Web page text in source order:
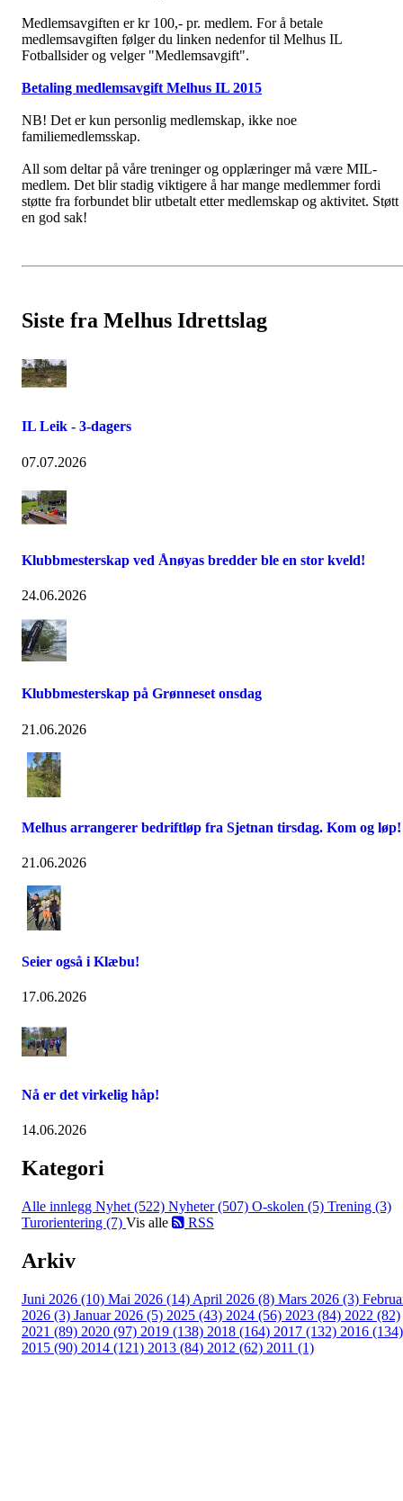
Medlemsavgiften er kr 100,- pr. medlem. For å betale
medlemsavgiften følger du linken nedenfor til Melhus IL
Fotballsider og velger "Medlemsavgift".
Betaling medlemsavgift Melhus IL 2015
NB! Det er kun personlig medlemskap, ikke noe
familiemedlemsskap.
All som deltar på våre treninger og opplæringer må være MIL-
medlem. Det blir stadig viktigere å har mange medlemmer fordi
støtte fra forbundet blir utbetalt etter medlemskap og aktivitet. Støtt
en god sak!
Siste fra Melhus Idrettslag
IL Leik - 3-dagers
07.07.2026
Klubbmesterskap ved Ånøyas bredder ble en stor kveld!
24.06.2026
Klubbmesterskap på Grønneset onsdag
21.06.2026
Melhus arrangerer bedriftløp fra Sjetnan tirsdag. Kom og løp!
21.06.2026
Seier også i Klæbu!
17.06.2026
Nå er det virkelig håp!
14.06.2026
Kategori
Alle innlegg Nyhet (522) Nyheter (507) O-skolen (5) Trening (3)
Turorientering (7) Vis alle RSS
Arkiv
Juni 2026 (10) Mai 2026 (14) April 2026 (8) Mars 2026 (3)
2026 (3) Januar 2026 (5) 2025 (43) 2024 (56) 2023 (84) 2022 (82)
2021 (89) 2020 (97) 2019 (138) 2018 (164) 2017 (132) 2016 (134)
2015 (90) 2014 (121) 2013 (84) 2012 (62) 2011 (1)